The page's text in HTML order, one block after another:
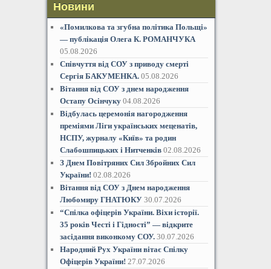
Новини
«Помилкова та згубна політика Польщі»
— публікація Олега К. РОМАНЧУКА
05.08.2026
Співчуття від СОУ з приводу смерті
Сергія БАКУМЕНКА. 05.08.2026
Вітання від СОУ з днем народження
Остапу Осінчуку 04.08.2026
Відбулась церемонія нагородження
преміями Ліги українських меценатів,
НСПУ, журналу «Київ» та родин
Слабошпицьких і Нитченків 02.08.2026
З Днем Повітряних Сил Збройних Сил
України! 02.08.2026
Вітання від СОУ з Днем народження
Любомиру ГНАТЮКУ 30.07.2026
“Спілка офіцерів України. Віхи історії.
35 років Честі і Гідностіˮ — відкрите
засідання виконкому СОУ. 30.07.2026
Народний Рух України вітає Спілку
Офіцерів України! 27.07.2026